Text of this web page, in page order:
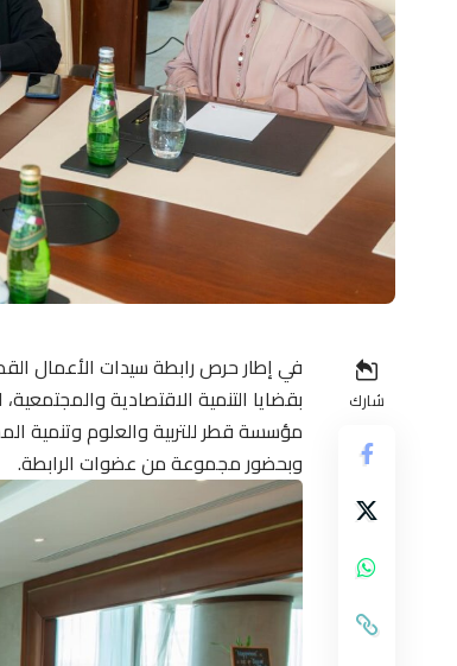
شارك
في إطار حرص رابطة سيدات الأعمال
بقضايا التنمية الاقتصادية
مؤسسة قطر للتربية والعلوم وتنمية
وبحضور مجموعة من عضوات الرابطة.